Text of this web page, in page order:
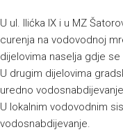
U ul. Ilićka IX i u MZ
curenja na vodovodnoj
dijelovima naselja gdje
U drugim dijelovima
uredno
U lokalnim vodovodnim
vodosnabdijevanje.